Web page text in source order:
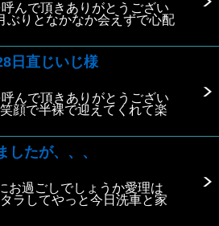
んで頂きありがとうござい
ぶりとなかなか会えずで心配
日直じいじ様
んで頂きありがとうござい
顔で半裸で迎えてくれて楽
したが、、、
お過ごしでしょうか愛理は
ラしてやっと今日洗車と家